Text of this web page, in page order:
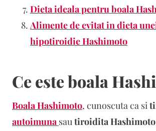
Dieta ideala pentru boala
Alimente de evitat in dieta
hipotiroidie Hashimoto
Ce este boala
Boala Hashimoto, cunoscuta ca si
autoimuna sautiroidita Hashimoto